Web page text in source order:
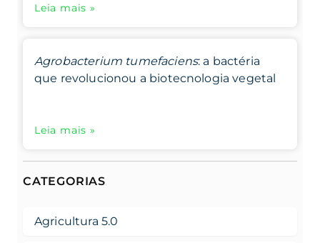
Leia mais »
Agrobacterium tumefaciens: a bactéria
que revolucionou a biotecnologia vegetal
Leia mais »
CATEGORIAS
Agricultura 5.0